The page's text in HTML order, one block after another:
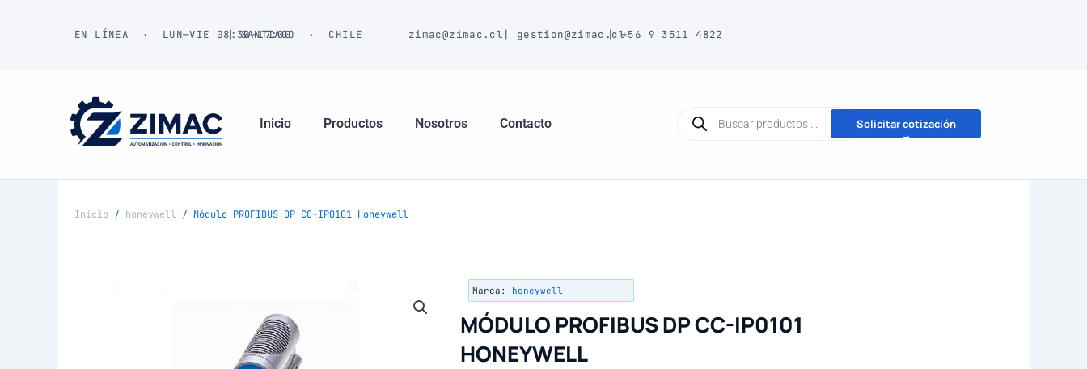
EN LÍNEA · LUN—VIE 08:30—17:00| SANTIAGO · CHILE zimac@zimac.cl | gestion@zimac.cl
|+56 9 3511 4822
Inicio Productos Nosotros Contacto
productos
Solicitar cotización
→
Inicio / honeywell / Módulo PROFIBUS DP CC-IP0101 Honeywell
Marca: honeywell
MÓDULO PROFIBUS DP CC-IP0101
HONEYWELL